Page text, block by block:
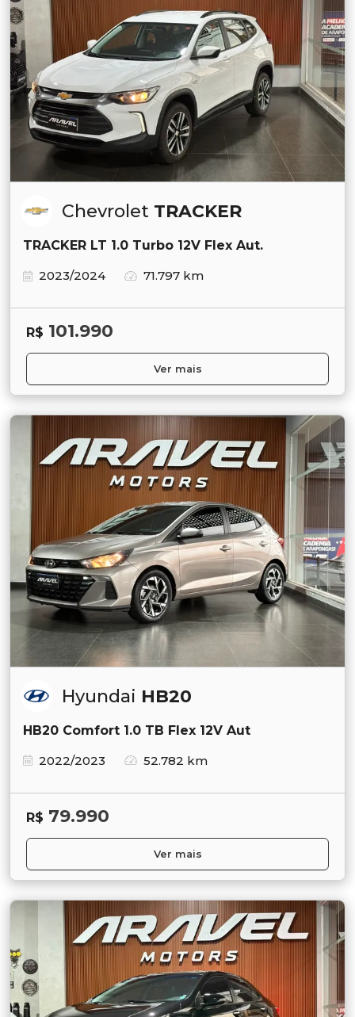
Chevrolet TRACKER
TRACKER LT 1.0 Turbo 12V Flex Aut.
2023/2024
71.797 km
R$ 101.990
Ver mais
Hyundai HB20
HB20 Comfort 1.0 TB Flex 12V Aut
2022/2023
52.782 km
R$ 79.990
Ver mais